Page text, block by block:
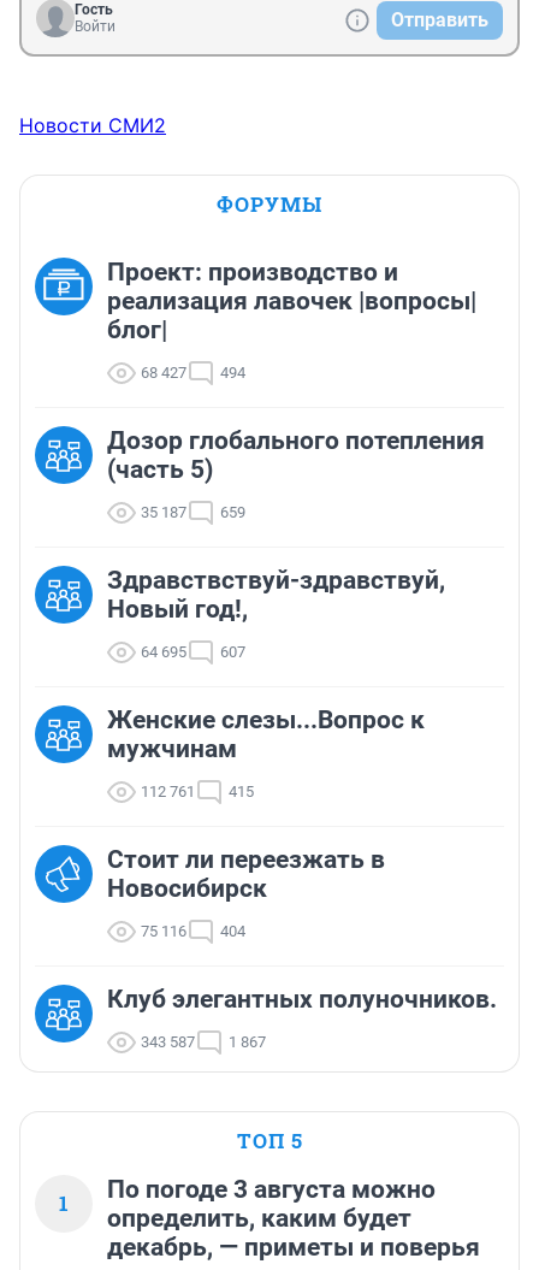
Гость
Войти
Отправить
Новости СМИ2
ФОРУМЫ
Проект: производство и
реализация лавочек |вопросы|
блог|
68 427 494
Дозор глобального потепления
(часть 5)
35 187 659
Здравствствуй-здравствуй,
Новый год!,
64 695 607
Женские слезы...Вопрос к
мужчинам
112 761 415
Стоит ли переезжать в
Новосибирск
75 116 404
Клуб элегантных полуночников.
343 587 1 867
ТОП 5
1
По погоде 3 августа можно
определить, каким будет
декабрь, — приметы и поверья